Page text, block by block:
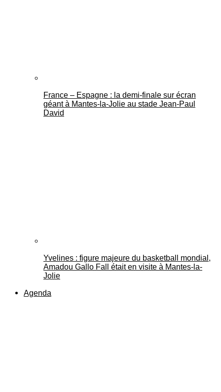
France – Espagne : la demi-finale sur écran
géant à Mantes-la-Jolie au stade Jean-Paul
David
Yvelines : figure majeure du basketball mondial,
Amadou Gallo Fall était en visite à Mantes-la-
Jolie
Agenda